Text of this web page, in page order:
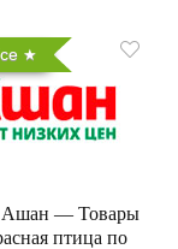
Ашан — Товары
птица по